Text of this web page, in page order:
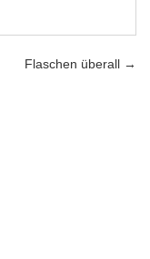
Flaschen überall →